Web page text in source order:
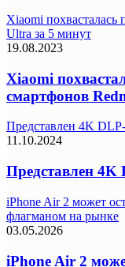
Xiaomi
Ultra за 5 минут
19.08.2023
Xiaomi
смартфонов
Представлен 4K
11.10.2024
Представлен 4K
iPhone Air 2 может
флагманом на рынке
03.05.2026
iPhone Air 2